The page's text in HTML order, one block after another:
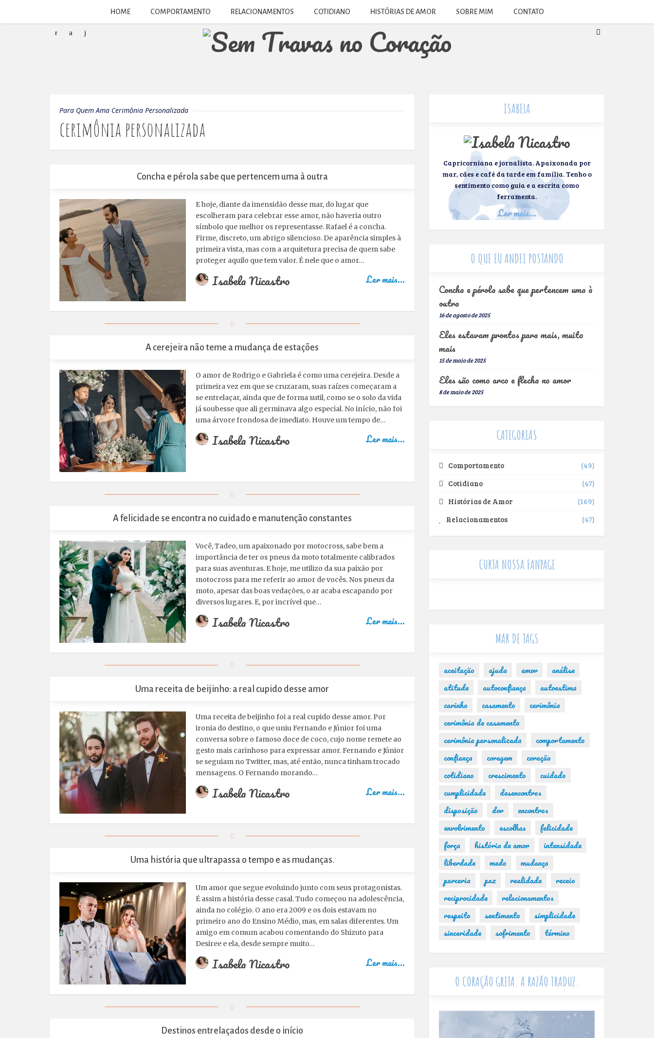
HOME COMPORTAMENTO RELACIONAMENTOS COTIDIANO HISTÓRIAS DE AMOR SOBRE MIM CONTATO
Para Quem Ama Cerimônia Personalizada
cerimônia personalizada
Concha e pérola sabe que pertencem uma à outra
E hoje, diante da imensidão desse mar, do lugar que
escolheram para celebrar esse amor, não haveria outro
símbolo que melhor os representasse. Rafael é a concha.
Firme, discreto, um abrigo silencioso. De aparência simples à
primeira vista, mas com a arquitetura precisa de quem sabe
proteger aquilo que tem valor. É nele que o amor…
Ler mais...
Isabela Nicastro
A cerejeira não teme a mudança de estações
O amor de Rodrigo e Gabriela é como uma cerejeira. Desde a
primeira vez em que se cruzaram, suas raízes começaram a
se entrelaçar, ainda que de forma sutil, como se o solo da vida
já soubesse que ali germinava algo especial. No início, não foi
uma árvore frondosa de imediato. Houve um tempo de…
Ler mais...
Isabela Nicastro
A felicidade se encontra no cuidado e manutenção constantes
Você, Tadeo, um apaixonado por motocross, sabe bem a
importância de ter os pneus da moto totalmente calibrados
para suas aventuras. E hoje, me utilizo da sua paixão por
motocross para me referir ao amor de vocês. Nos pneus da
moto, apesar das boas vedações, o ar acaba escapando por
diversos lugares. E, por incrível que…
Ler mais...
Isabela Nicastro
Uma receita de beijinho: a real cupido desse amor
Uma receita de beijinho foi a real cupido desse amor. Por
ironia do destino, o que uniu Fernando e Júnior foi uma
conversa sobre o famoso doce de coco, cujo nome remete ao
gesto mais carinhoso para expressar amor. Fernando e Júnior
se seguiam no Twitter, mas, até então, nunca tinham trocado
mensagens. O Fernando morando…
Ler mais...
Isabela Nicastro
Uma história que ultrapassa o tempo e as mudanças.
Um amor que segue evoluindo junto com seus protagonistas.
É assim a história desse casal. Tudo começou na adolescência,
ainda no colégio. O ano era 2009 e os dois estavam no
primeiro ano do Ensino Médio, mas, em salas diferentes. Um
amigo em comum acabou comentando do Shizuto para
Desiree e ela, desde sempre muito…
Ler mais...
Isabela Nicastro
Destinos entrelaçados desde o início
ISABELA
Capricorniana e jornalista. Apaixonada por
mar, cães e café da tarde em família. Tenho o
sentimento como guia e a escrita como
ferramenta.
Ler mais...
O QUE EU ANDEI POSTANDO
Concha e pérola sabe que pertencem uma à
outra
16 de agosto de 2025
Eles estavam prontos para mais, muito
mais
15 de maio de 2025
Eles são como arco e flecha no amor
8 de maio de 2025
CATEGORIAS
Comportamento
49
Cotidiano
47
Histórias de Amor
169
Relacionamentos
47
CURTA NOSSA FANPAGE
MAR DE TAGS
aceitação ajuda amor
análise
atitude
autoconfiança
autoestima
carinho
casamento
cerimônia
cerimônia de casamento
cerimônia personalizada
comportamento
confiança
coragem
coração
cotidiano
crescimento
cuidado
cumplicidade
desencontros
disposição
dor
encontros
envolvimento
escolhas
felicidade
força
história de amor
intensidade
liberdade
medo
mudança
parceria
paz realidade
receio
reciprocidade
relacionamentos
respeito
sentimento
simplicidade
sinceridade
sofrimento término
O CORAÇÃO GRITA. A RAZÃO TRADUZ.